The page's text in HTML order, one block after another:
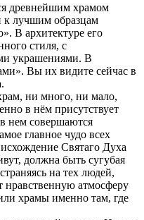
древнейшим храмом
к лучшим образцам
В архитектуре его
стиля, с
украшениями. В
Вы их видите сейчас в
ни много, ни мало,
в нём присутствует
нем совершаются
главное чудо всех
Святаго Духа
должна быть сугубая
на тех людей,
нравственную атмосферу
храмы именно там, где